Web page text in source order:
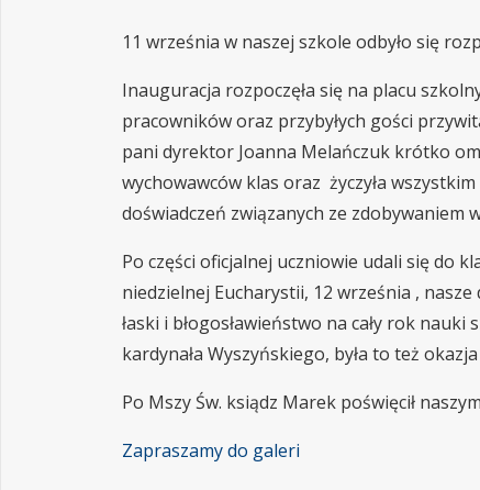
11 września w naszej szkole odbyło się
Inauguracja rozpoczęła się na placu
pracowników oraz przybyłych gości
pani dyrektor Joanna Melańczuk krótko
wychowawców klas oraz życzyła
doświadczeń związanych ze zdobywaniem
Po części oficjalnej uczniowie udali się do
niedzielnej Eucharystii, 12 września ,
łaski i błogosławieństwo na cały rok
kardynała Wyszyńskiego, była to też
Po Mszy Św. ksiądz Marek poświęcił
Zapraszamy do galeri